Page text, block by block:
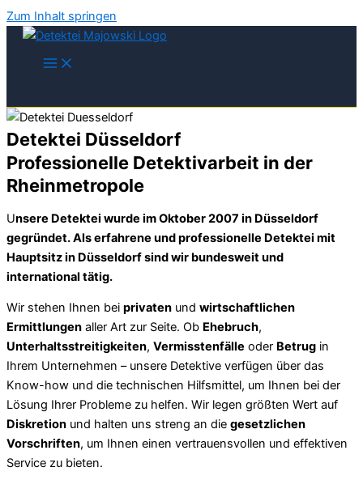
Zum Inhalt springen
Detektei Düsseldorf
Professionelle Detektivarbeit in der
Rheinmetropole
Unsere Detektei wurde im Oktober 2007 in Düsseldorf
gegründet. Als erfahrene und professionelle Detektei mit
Hauptsitz in Düsseldorf sind wir bundesweit und
international tätig.
Wir stehen Ihnen bei privaten und wirtschaftlichen
Ermittlungen aller Art zur Seite. Ob Ehebruch,
Unterhaltsstreitigkeiten, Vermisstenfälle oder Betrug in
Ihrem Unternehmen – unsere Detektive verfügen über das
Know-how und die technischen Hilfsmittel, um Ihnen bei der
Lösung Ihrer Probleme zu helfen. Wir legen größten Wert auf
Diskretion und halten uns streng an die gesetzlichen
Vorschriften, um Ihnen einen vertrauensvollen und effektiven
Service zu bieten.